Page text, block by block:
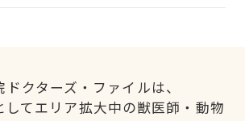
クターズ・ファイルは、
してエリア拡大中の獣医師・動物